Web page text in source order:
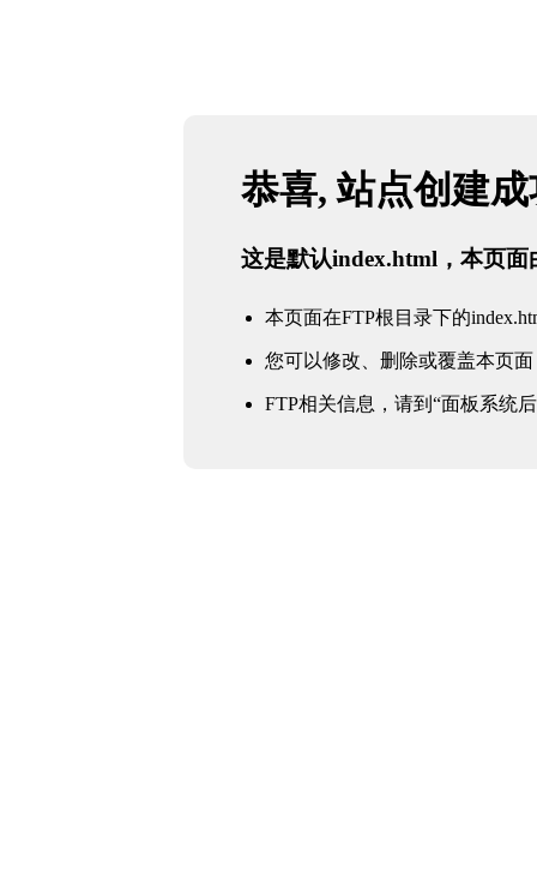
恭喜, 站点创建
这是默认index.html，本页面
本页面在FTP根目录下的
您可以修改、删除或覆盖本页面
FTP相关信息，请到“面板系统